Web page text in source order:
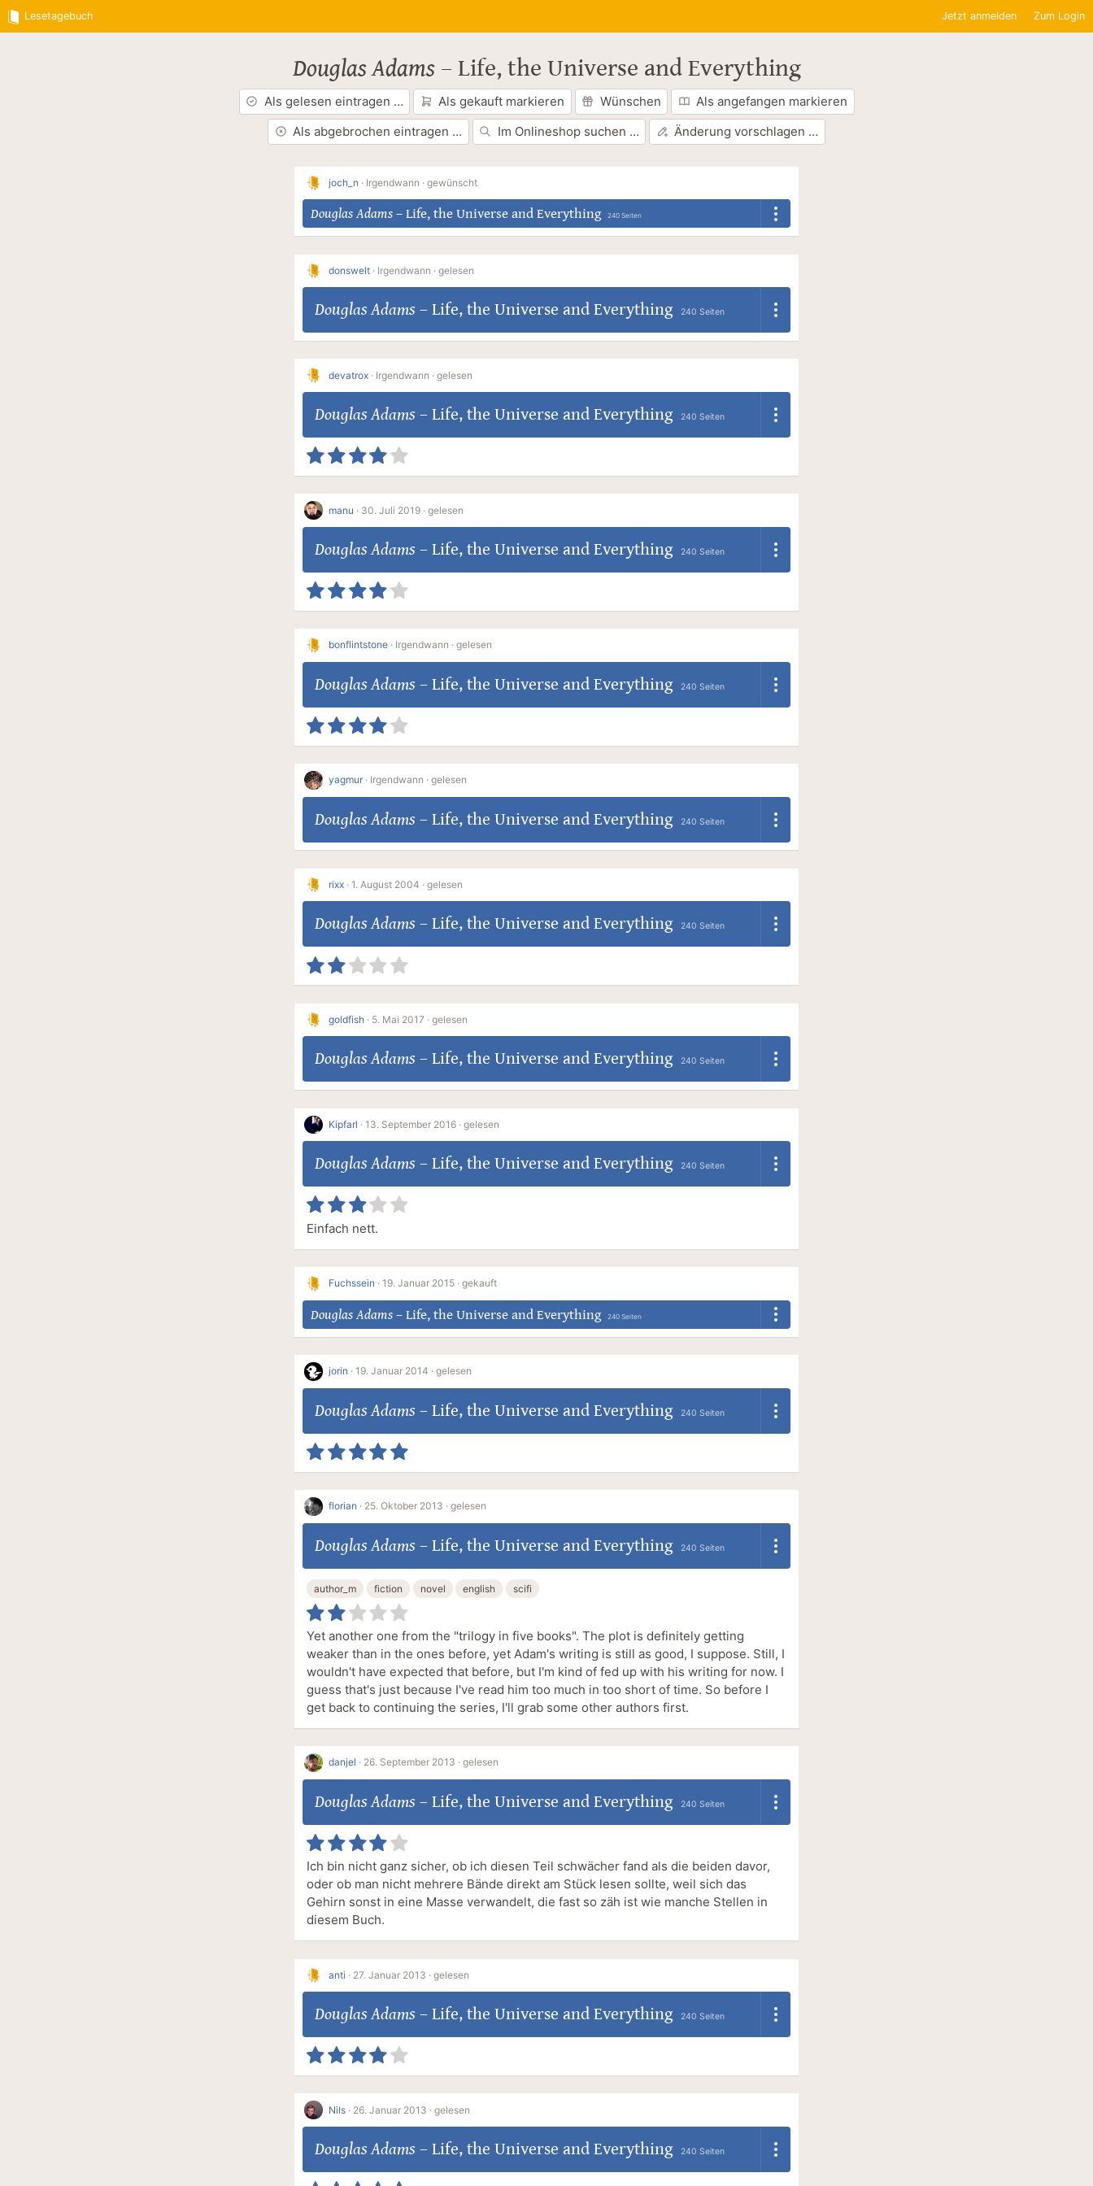
Lesetagebuch Jetzt anmelden Zum Login
Douglas Adams– Life, the Universe and Everything
Als gelesen eintragen … Als gekauft markieren Wünschen
Als angefangen markieren
Als abgebrochen eintragen …
Im Onlineshop suchen … Änderung vorschlagen …
joch_n · Irgendwann · gewünscht
Douglas Adams – Life, the Universe and Everything 240 Seiten
donswelt · Irgendwann · gelesen
Douglas Adams – Life, the Universe and Everything 240 Seiten
devatrox · Irgendwann · gelesen
Douglas Adams – Life, the Universe and Everything 240 Seiten
manu · 30. Juli 2019 · gelesen
Douglas Adams – Life, the Universe and Everything 240 Seiten
bonflintstone · Irgendwann · gelesen
Douglas Adams – Life, the Universe and Everything 240 Seiten
yagmur · Irgendwann · gelesen
Douglas Adams – Life, the Universe and Everything 240 Seiten
rixx · 1. August 2004 · gelesen
Douglas Adams – Life, the Universe and Everything 240 Seiten
goldfish · 5. Mai 2017 · gelesen
Douglas Adams – Life, the Universe and Everything 240 Seiten
Kipfarl · 13. September 2016 · gelesen
Douglas Adams – Life, the Universe and Everything 240 Seiten
Einfach nett.
Fuchssein · 19. Januar 2015 · gekauft
Douglas Adams – Life, the Universe and Everything 240 Seiten
jorin · 19. Januar 2014 · gelesen
Douglas Adams – Life, the Universe and Everything 240 Seiten
florian · 25. Oktober 2013 · gelesen
Douglas Adams – Life, the Universe and Everything 240 Seiten
author_m fiction novel english scifi
Yet another one from the "trilogy in five books". The plot is definitely getting
weaker than in the ones before, yet Adam's writing is still as good, I suppose. Still, I
wouldn't have expected that before, but I'm kind of fed up with his writing for now. I
guess that's just because I've read him too much in too short of time. So before I
get back to continuing the series, I'll grab some other authors first.
danjel · 26. September 2013 · gelesen
Douglas Adams – Life, the Universe and Everything 240 Seiten
Ich bin nicht ganz sicher, ob ich diesen Teil schwächer fand als die beiden davor,
oder ob man nicht mehrere Bände direkt am Stück lesen sollte, weil sich das
Gehirn sonst in eine Masse verwandelt, die fast so zäh ist wie manche Stellen in
diesem Buch.
anti · 27. Januar 2013 · gelesen
Douglas Adams – Life, the Universe and Everything 240 Seiten
Nils · 26. Januar 2013 · gelesen
Douglas Adams – Life, the Universe and Everything 240 Seiten